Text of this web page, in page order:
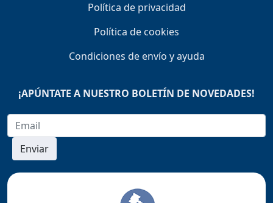
Política de privacidad
Política de cookies
Condiciones de envío y ayuda
¡APÚNTATE A NUESTRO BOLETÍN DE NOVEDADES!
Enviar